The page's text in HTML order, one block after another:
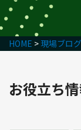
HOME > 現場ブログ
お役立ち